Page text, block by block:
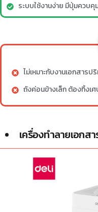
ระบบใช้งานง่าย มีปุ่มควบ
ไม่เหมาะกับงานเอกสาร
ถังค่อนข้างเล็ก ต้องทิ้งเ
เครื่องทำลายเอกสา